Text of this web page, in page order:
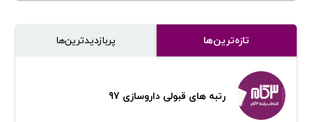
تازه‌ترین‌ها پر‌بازدیدترین‌ها
رتبه های قبولی داروسازی 97